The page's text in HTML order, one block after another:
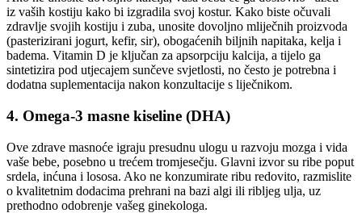
iz vaših kostiju kako bi izgradila svoj kostur. Kako biste očuvali
zdravlje svojih kostiju i zuba, unosite dovoljno mliječnih proizvoda
(pasterizirani jogurt, kefir, sir), obogaćenih biljnih napitaka, kelja i
badema. Vitamin D je ključan za apsorpciju kalcija, a tijelo ga
sintetizira pod utjecajem sunčeve svjetlosti, no često je potrebna i
dodatna suplementacija nakon konzultacije s liječnikom.
4. Omega-3 masne kiseline (DHA)
Ove zdrave masnoće igraju presudnu ulogu u razvoju mozga i vida
vaše bebe, posebno u trećem tromjesečju. Glavni izvor su ribe poput
srdela, inćuna i lososa. Ako ne konzumirate ribu redovito, razmislite
o kvalitetnim dodacima prehrani na bazi algi ili ribljeg ulja, uz
prethodno odobrenje vašeg ginekologa.